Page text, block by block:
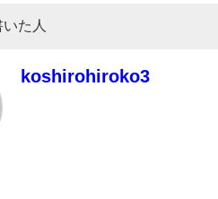
た人
koshirohiroko3